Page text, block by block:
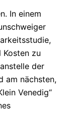
In einem
zu
der
am nächsten,
Venedig“